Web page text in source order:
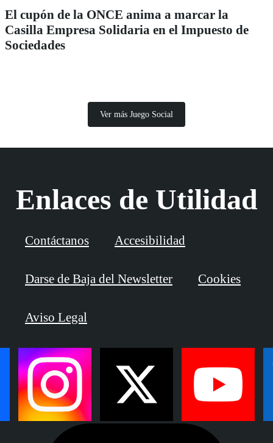
El cupón de la ONCE anima a marcar la
Casilla Empresa Solidaria en el Impuesto de
Sociedades
Ver más Juego Social
Enlaces de Utilidad
Contáctanos Accesibilidad
Darse de Baja del Newsletter Cookies
Aviso Legal